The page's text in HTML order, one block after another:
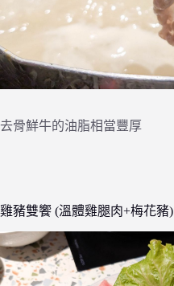
去骨鮮牛的油脂相當豐厚
雞豬雙饗 (溫體雞腿肉+梅花豬)